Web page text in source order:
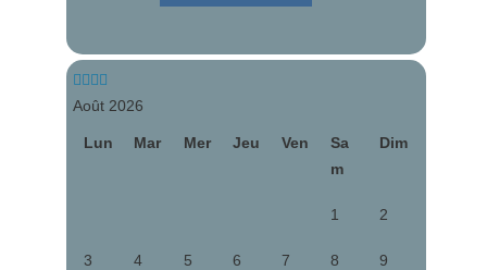
Année
précédente
Mois
précédent
Année
suivante
Mois
suivant
Août 2026
Lun Mar Mer Jeu Ven
Sa
m
Dim
1 2
3 4 5 6 7 8 9